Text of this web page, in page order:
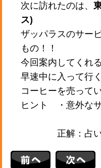
次に訪れたのは、
ス)
ザッパラスのサー
もの！！
今回案内してくれ
早速中に入って行
コーヒーを売って
ヒント ・意外な
正解：占いの